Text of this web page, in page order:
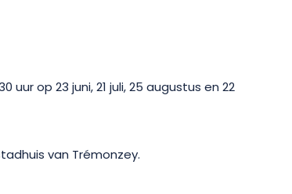
uur op 23 juni, 21 juli, 25 augustus en 22
van Trémonzey.